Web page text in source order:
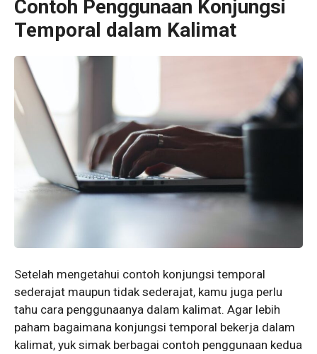
Contoh Penggunaan Konjungsi
Temporal dalam Kalimat
Setelah mengetahui contoh konjungsi temporal
sederajat maupun tidak sederajat, kamu juga perlu
tahu cara penggunaanya dalam kalimat. Agar lebih
paham bagaimana konjungsi temporal bekerja dalam
kalimat, yuk simak berbagai contoh penggunaan kedua